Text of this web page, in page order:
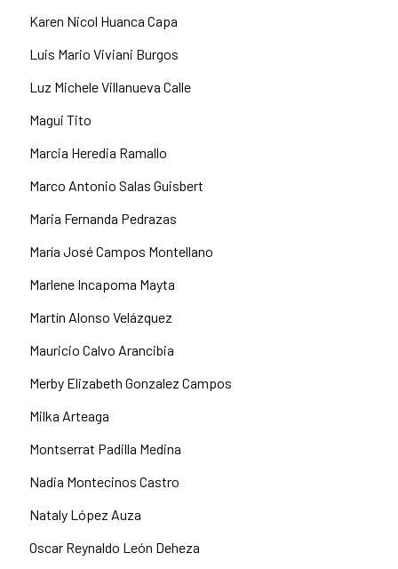
Karen Nicol Huanca Capa
Luis Mario Viviani Burgos
Luz Michele Villanueva Calle
Magui Tito
Marcia Heredia Ramallo
Marco Antonio Salas Guisbert
Maria Fernanda Pedrazas
María José Campos Montellano
Marlene Incapoma Mayta
Martín Alonso Velázquez
Mauricio Calvo Arancibia
Merby Elizabeth Gonzalez Campos
Milka Arteaga
Montserrat Padilla Medina
Nadia Montecinos Castro
Nataly López Auza
Oscar Reynaldo León Deheza